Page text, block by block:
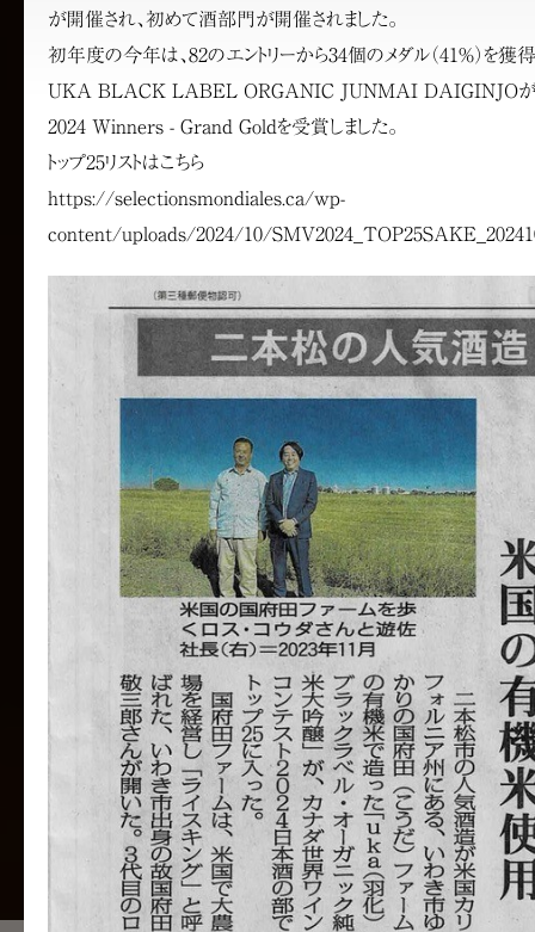
が開催され、初めて酒部門が開催されました。
初年度の今年は、82のエントリーから34個のメダル（41%）を
UKA BLACK LABEL ORGANIC JUNMAI DAIGINJOが6
2024 Winners - Grand Goldを受賞しました。
トップ25リストはこちら
https://selectionsmondiales.ca/wp-
content/uploads/2024/10/